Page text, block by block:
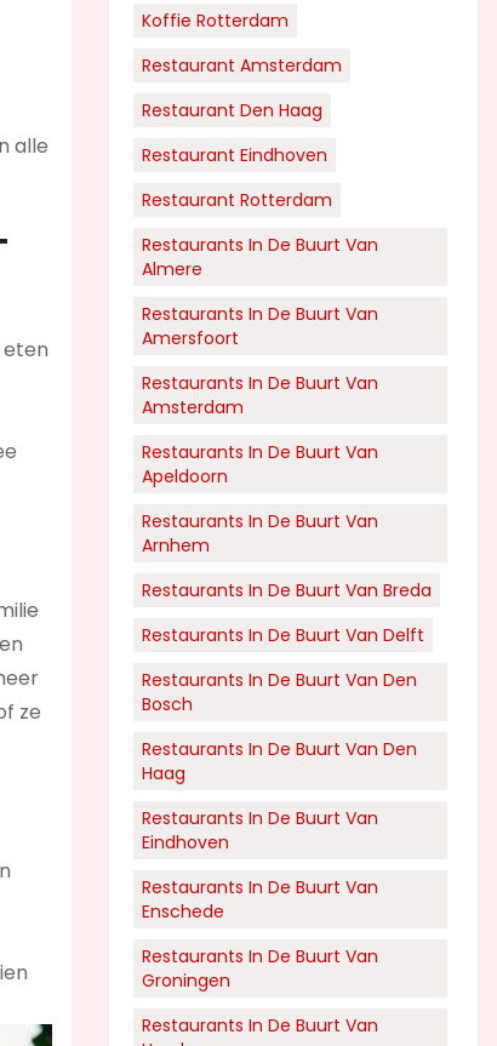
alle
eten
ze
Koffie Rotterdam
Restaurant Amsterdam
Restaurant Den Haag
Restaurant Eindhoven
Restaurant Rotterdam
Restaurants In De Buurt Van
Almere
Restaurants In De Buurt Van
Amersfoort
Restaurants In De Buurt Van
Amsterdam
Restaurants In De Buurt Van
Apeldoorn
Restaurants In De Buurt Van
Arnhem
Restaurants In De Buurt Van Breda
Restaurants In De Buurt Van Delft
Restaurants In De Buurt Van Den
Bosch
Restaurants In De Buurt Van Den
Haag
Restaurants In De Buurt Van
Eindhoven
Restaurants In De Buurt Van
Enschede
Restaurants In De Buurt Van
Groningen
Restaurants In De Buurt Van